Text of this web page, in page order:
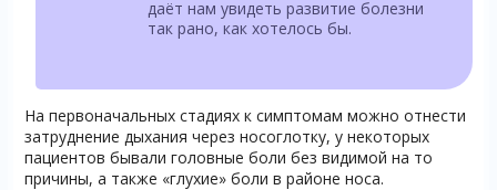
даёт нам увидеть развитие болезни
так рано, как хотелось бы.
На первоначальных стадиях к симптомам можно отнести
затруднение дыхания через носоглотку, у некоторых
пациентов бывали головные боли без видимой на то
причины, а также «глухие» боли в районе носа.